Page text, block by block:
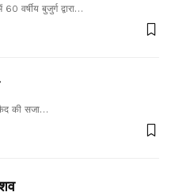
वर्षीय बुजुर्ग द्वारा…
कैद की सजा…